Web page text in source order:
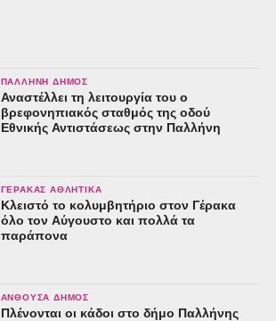
ΠΑΛΛΉΝΗ ΔΉΜΟΣ
Αναστέλλει τη λειτουργία του ο
βρεφονηπιακός σταθμός της οδού
Εθνικής Αντιστάσεως στην Παλλήνη
ΓΈΡΑΚΑΣ ΑΘΛΗΤΙΚΆ
Κλειστό το κολυμβητήριο στον Γέρακα
όλο τον Αύγουστο και πολλά τα
παράπονα
ΑΝΘΟΎΣΑ ΔΉΜΟΣ
Πλένονται οι κάδοι στο δήμο Παλλήνης